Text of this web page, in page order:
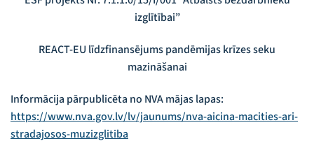
izglītībai”
REACT-EU līdzfinansējums pandēmijas krīzes seku
mazināšanai
Informācija pārpublicēta no NVA mājas lapas:
https://www.nva.gov.lv/lv/jaunums/nva-aicina-macities-ari-
stradajosos-muzizglitiba